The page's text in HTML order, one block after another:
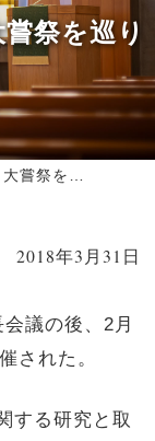
祭を巡り
【4879号】社会委員会 大嘗祭を巡り討論
2018年3月31日
議の後、2月
された。
する研究と取